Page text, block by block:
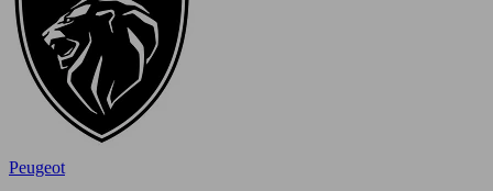
Peugeot